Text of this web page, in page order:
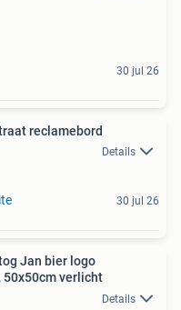
30 jul 26
reclamebord
Details
30 jul 26
Jan bier logo
50x50cm verlicht
Details